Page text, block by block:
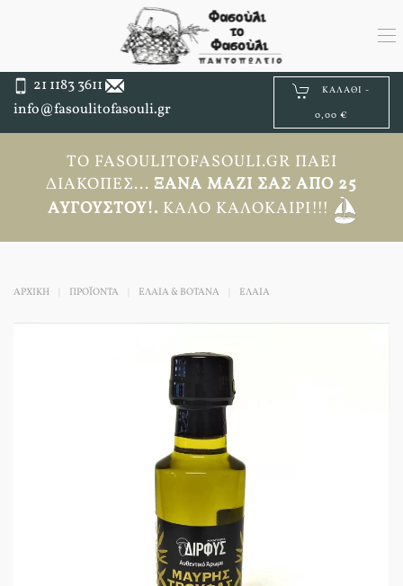
21 1183 3611
info@fasoulitofasouli.gr
ΚΑΛΆΘΙ -
0,00 €
ΤΟ FASOULITOFASOULI.GR ΠΆΕΙ
ΔΙΑΚΟΠΈΣ... ΞΑΝΆ ΜΑΖΊ ΣΑΣ ΑΠΟ 25
ΑΥΓΟΎΣΤΟΥ!. ΚΑΛΌ ΚΑΛΟΚΑΊΡΙ!!!
ΑΡΧΙΚΉ ΠΡΟΪΟΝΤΑ ΕΛΑΙΑ & ΒΟΤΑΝΑ ΈΛΑΙΑ